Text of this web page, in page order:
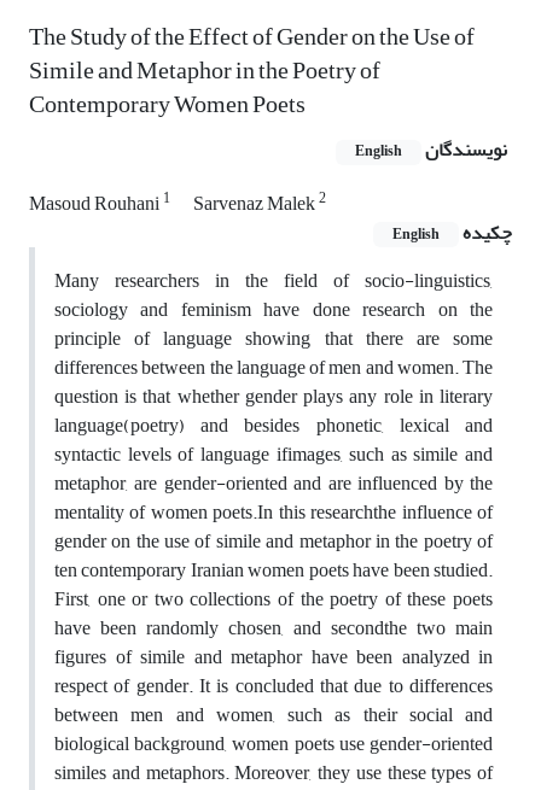
The Study of the Effect of Gender on the Use of
Simile and Metaphor in the Poetry of
Contemporary Women Poets
نویسندگان English
Masoud Rouhani1 Sarvenaz Malek2
چکیده English
Many researchers in the field of socio-linguistics,
sociology and feminism have done research on the
principle of language showing that there are some
differences between the language of men and women. The
question is that whether gender plays any role in literary
language(poetry) and besides phonetic, lexical and
syntactic levels of language ifimages, such as simile and
metaphor, are gender-oriented and are influenced by the
mentality of women poets.In this researchthe influence of
gender on the use of simile and metaphor in the poetry of
ten contemporary Iranian women poets have been studied.
First, one or two collections of the poetry of these poets
have been randomly chosen, and secondthe two main
figures of simile and metaphor have been analyzed in
respect of gender. It is concluded that due to differences
between men and women, such as their social and
biological background, women poets use gender-oriented
similes and metaphors. Moreover, they use these types of